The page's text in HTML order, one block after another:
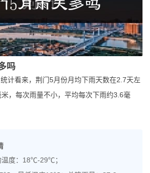
吗
计看来，荆门5月份月均下雨天数在2.7天左
，每次雨量不小，平均每次下雨约3.6毫
温度：18℃-29℃；